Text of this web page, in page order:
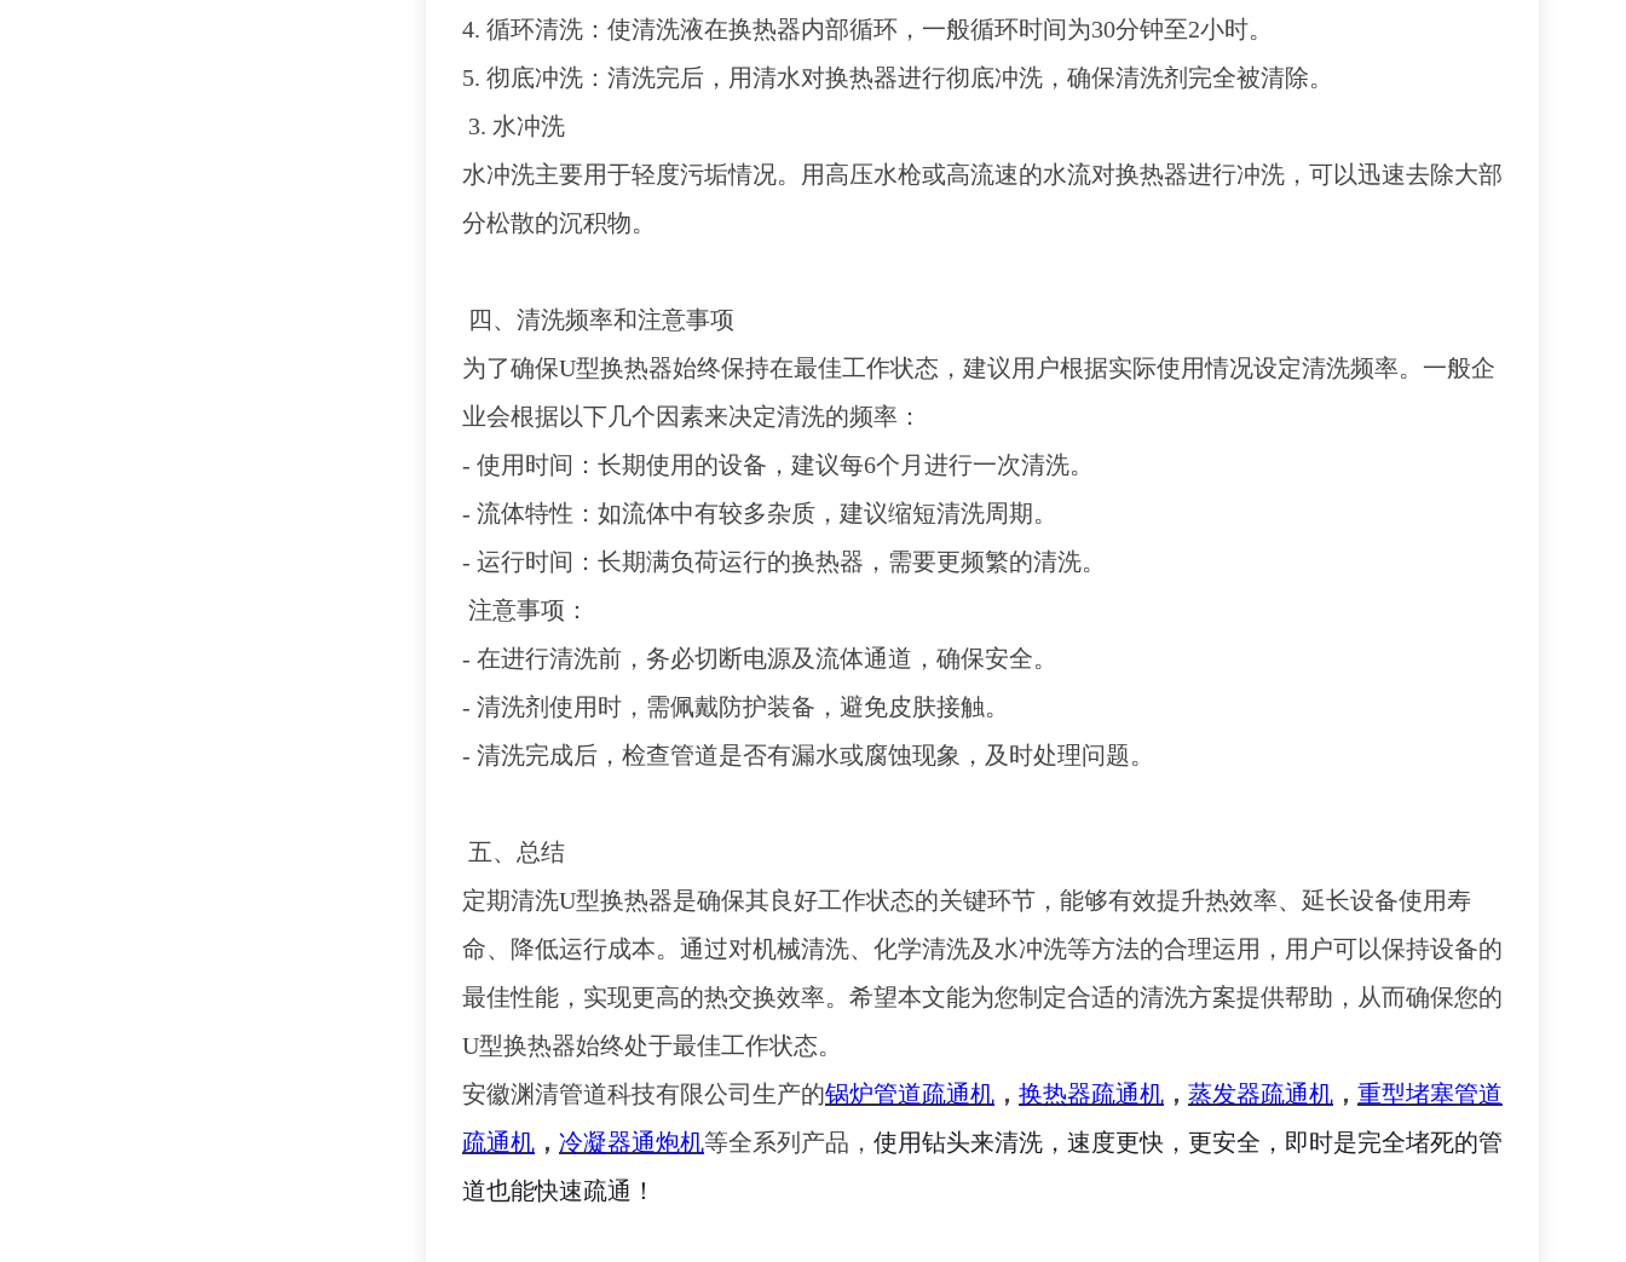
4. 循环清洗：使清洗液在换热器内部循环，一般循环时间为30分钟至2小时。
5. 彻底冲洗：清洗完后，用清水对换热器进行彻底冲洗，确保清洗剂完全被清除。
3. 水冲洗
水冲洗主要用于轻度污垢情况。用高压水枪或高流速的水流对换热器进行冲洗，可以迅速去除大部
分松散的沉积物。
四、清洗频率和注意事项
为了确保U型换热器始终保持在最佳工作状态，建议用户根据实际使用情况设定清洗频率。一般企
业会根据以下几个因素来决定清洗的频率：
- 使用时间：长期使用的设备，建议每6个月进行一次清洗。
- 流体特性：如流体中有较多杂质，建议缩短清洗周期。
- 运行时间：长期满负荷运行的换热器，需要更频繁的清洗。
注意事项：
- 在进行清洗前，务必切断电源及流体通道，确保安全。
- 清洗剂使用时，需佩戴防护装备，避免皮肤接触。
- 清洗完成后，检查管道是否有漏水或腐蚀现象，及时处理问题。
五、总结
定期清洗U型换热器是确保其良好工作状态的关键环节，能够有效提升热效率、延长设备使用寿
命、降低运行成本。通过对机械清洗、化学清洗及水冲洗等方法的合理运用，用户可以保持设备的
最佳性能，实现更高的热交换效率。希望本文能为您制定合适的清洗方案提供帮助，从而确保您的
U型换热器始终处于最佳工作状态。
安徽渊清管道科技有限公司生产的锅炉管道疏通机 ， 换热器疏通机 ， 蒸发器疏通机 ， 重型堵塞管道
疏通机 ， 冷凝器通炮机等全系列产品， 使用钻头来清洗，速度更快，更安全，即时是完全堵死的管
道也能快速疏通！